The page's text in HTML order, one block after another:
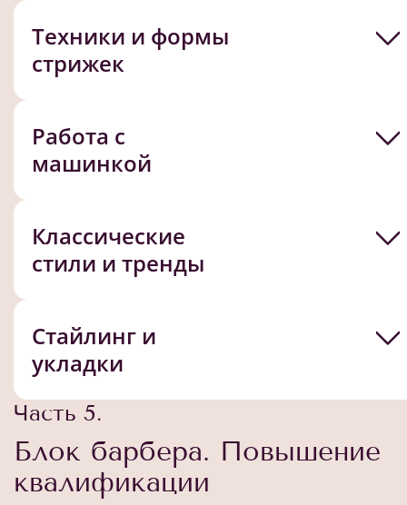
Техники и формы
стрижек
Работа с
машинкой
Классические
стили и тренды
Стайлинг и
укладки
Часть 5.
Блок барбера. Повышение
квалификации